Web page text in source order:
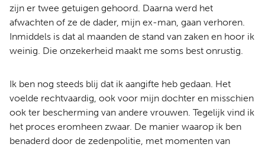
zijn er twee getuigen gehoord. Daarna werd het
afwachten of ze de dader, mijn ex-man, gaan verhoren.
Inmiddels is dat al maanden de stand van zaken en hoor ik
weinig. Die onzekerheid maakt me soms best onrustig.
Ik ben nog steeds blij dat ik aangifte heb gedaan. Het
voelde rechtvaardig, ook voor mijn dochter en misschien
ook ter bescherming van andere vrouwen. Tegelijk vind ik
het proces eromheen zwaar. De manier waarop ik ben
benaderd door de zedenpolitie, met momenten van